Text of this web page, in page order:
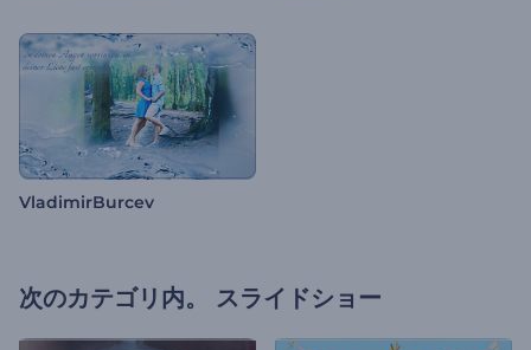
VladimirBurcev
次のカテゴリ内。 スライドショー